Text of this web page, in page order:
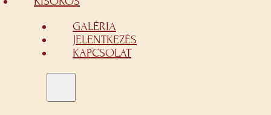
GALÉRIA
JELENTKEZÉS
KAPCSOLAT